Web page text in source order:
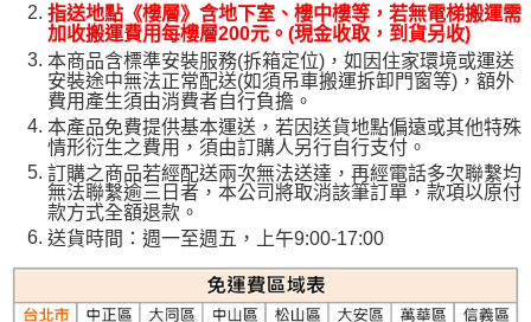
指送地點《樓層》含地下室、樓中樓等，若無電梯搬運需
加收搬運費用每樓層200元。(現金收取，到貨另收)
本商品含標準安裝服務(拆箱定位)，如因住家環境或運送
安裝途中無法正常配送(如須吊車搬運拆卸門窗等)，額外
費用產生須由消費者自行負擔。
本產品免費提供基本運送，若因送貨地點偏遠或其他特殊
情形衍生之費用，須由訂購人另行自行支付。
訂購之商品若經配送兩次無法送達，再經電話多次聯繫均
無法聯繫逾三日者，本公司將取消該筆訂單，款項以原付
款方式全額退款。
送貨時間：週一至週五，上午9:00-17:00